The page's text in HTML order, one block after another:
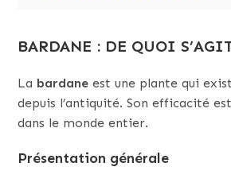
BARDANE : DE QUOI
La bardane est une plante qui
depuis l’antiquité. Son efficacité
dans le monde entier.
Présentation générale